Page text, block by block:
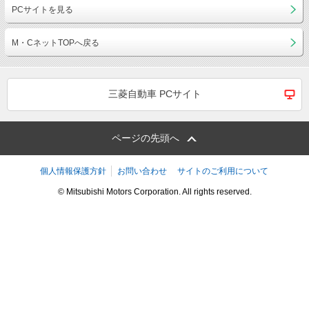
PCサイトを見る
M・CネットTOPへ戻る
三菱自動車 PCサイト
ページの先頭へ
個人情報保護方針 お問い合わせ サイトのご利用について
© Mitsubishi Motors Corporation. All rights reserved.